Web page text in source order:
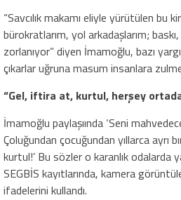
“Savcılık makamı eliyle yürütülen bu
bürokratlarım, yol arkadaşlarım;
zorlanıyor” diyen İmamoğlu, bazı
çıkarlar uğruna masum insanlara
“Gel, iftira at, kurtul, herşey
İmamoğlu paylaşıında ‘Seni
Çoluğundan çocuğundan yıllarca ayrı
kurtul!’ Bu sözler o karanlık odalarda
SEGBİS kayıtlarında, kamera
ifadelerini kullandı.